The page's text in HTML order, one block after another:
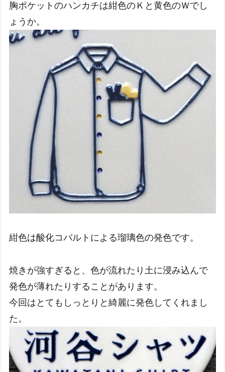
胸ポケットのハンカチは紺色のＫと黄色のＷでし
ょうか。
紺色は酸化コバルトによる瑠璃色の発色です。
焼きが強すぎると、色が流れたり土に浸み込んで
発色が薄れたりすることがあります。
今回はとてもしっとりと綺麗に発色してくれまし
た。